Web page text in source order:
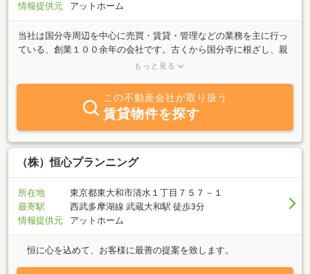
情報提供元
アットホーム
当社は国分寺周辺を中心に売買・賃貸・管理などの業務を主に行っ
ている、創業１００余年の会社です。古くから国分寺に根ざし、親
切・丁寧をモットーにお客様のご要望にお応え致しております。不
もっと見る
この不動産会社が取り扱う
賃貸物件を探す
（株）恒心プランニング
所在地
東京都東大和市清水１丁目７５７－１
最寄駅
西武多摩湖線 武蔵大和駅 徒歩3分
情報提供元
アットホーム
恒に心を込めて、お客様に最善の提案を致します。